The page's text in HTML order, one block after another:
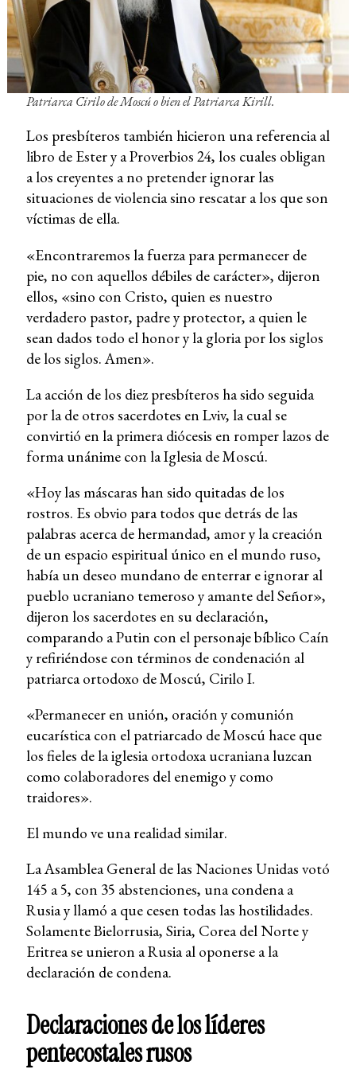
Patriarca Cirilo de Moscú o bien el PatriarcaKirill.
Los presbíteros también hicieron una referencia al
libro de Ester y a Proverbios 24, los cuales obligan
a los creyentes a no pretender ignorar las
situaciones de violencia sino rescatar a los que son
víctimas de ella.
«Encontraremos la fuerza para permanecer de
pie, no con aquellos débiles de carácter», dijeron
ellos, «sino con Cristo, quien es nuestro
verdadero pastor, padre y protector, a quien le
sean dados todo el honor y la gloria por los siglos
de los siglos. Amen».
La acción de los diez presbíteros ha sido seguida
por la de otros sacerdotes en Lviv, la cual se
convirtió en la primera diócesis en romper lazos de
forma unánime con la Iglesia de Moscú.
«Hoy las máscaras han sido quitadas de los
rostros. Es obvio para todos que detrás de las
palabras acerca de hermandad, amor y la creación
de un espacio espiritual único en el mundo ruso,
había un deseo mundano de enterrar e ignorar al
pueblo ucraniano temeroso y amante del Señor»,
dijeron los sacerdotes en su declaración,
comparando a Putin con el personaje bíblico Caín
y refiriéndose con términos de condenación al
patriarca ortodoxo de Moscú, Cirilo I.
«Permanecer en unión, oración y comunión
eucarística con el patriarcado de Moscú hace que
los fieles de la iglesia ortodoxa ucraniana luzcan
como colaboradores del enemigo y como
traidores».
El mundo ve una realidad similar.
La Asamblea General de las Naciones Unidas votó
145 a 5, con 35 abstenciones, una condena a
Rusia y llamó a que cesen todas las hostilidades.
Solamente Bielorrusia, Siria, Corea del Norte y
Eritrea se unieron a Rusia al oponerse a la
declaración de condena.
Declaraciones de los líderes
pentecostales rusos